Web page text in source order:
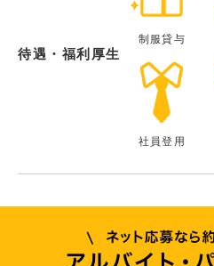
待遇・福利厚生
制服貸与
社員登用